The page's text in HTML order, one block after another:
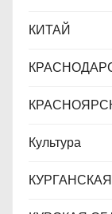
КИТАЙ
Культура